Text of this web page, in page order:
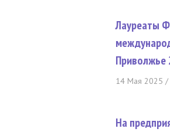
Лауреаты
Приволжье
14 Мая 2025 /
На